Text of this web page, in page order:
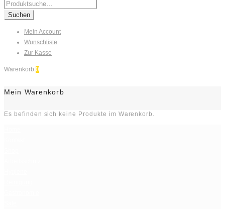
Search
for:
Suchen
Mein Account
Wunschliste
Zur Kasse
Warenkorb 0
Mein Warenkorb
Es befinden sich keine Produkte im Warenkorb.